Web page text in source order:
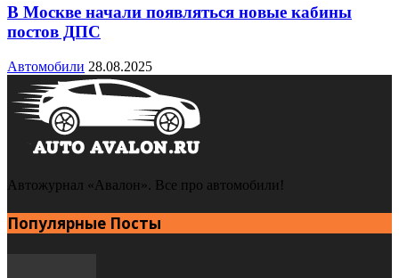
В Москве начали появляться новые кабины
постов ДПС
Автомобили 28.08.2025
Автожурнал «Авалон». Все про автомобили!
Популярные Посты